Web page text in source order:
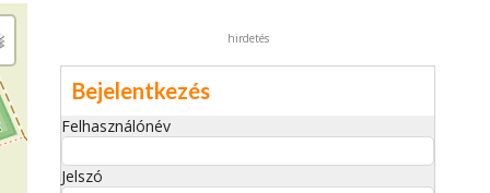
hirdetés
Bejelentkezés
Felhasználónév
Jelszó